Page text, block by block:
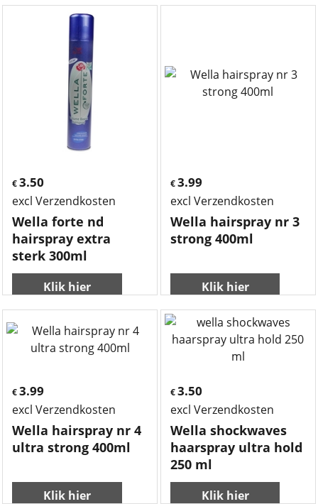
€ 3.50
excl Verzendkosten
Wella forte nd
hairspray extra
sterk 300ml
Klik hier
€3.99
excl Verzendkosten
Wella hairspray nr 3
strong 400ml
Klik hier
€ 3.99
excl Verzendkosten
Wella hairspray nr 4
ultra strong 400ml
Klik hier
€3.50
excl Verzendkosten
Wella shockwaves
haarspray ultra hold
250 ml
Klik hier